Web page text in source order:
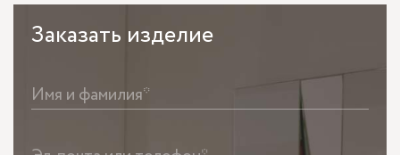
Заказать изделие
Имя и фамилия*